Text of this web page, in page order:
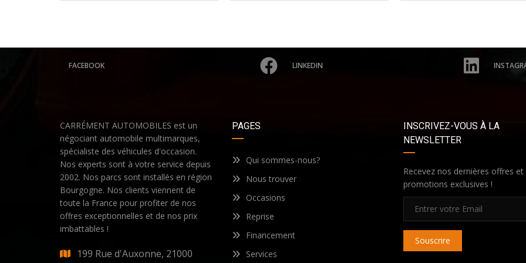
FACEBOOK LINKEDIN
CARRÉMENT AUTOMOBILES est un
négociant automobile multimarques,
spécialiste des véhicules d'occasion.
Nos experts sont à votre service depuis
2002. Nos parcs sont installés en région
Bourgogne. Nos clients viennent de
toute la France pour profiter de nos
offres exceptionnelles et de nos prix
imbattables !
199 Rue d'Auxonne, 21000
PAGES
Qui sommes-nous?
Nous trouver
Occasions
Reprise
Financement
Services
INSCRIVEZ-VOUS À LA
NEWSLETTER
Recevez nos dernières offres et
promotions exclusives !
Souscrire